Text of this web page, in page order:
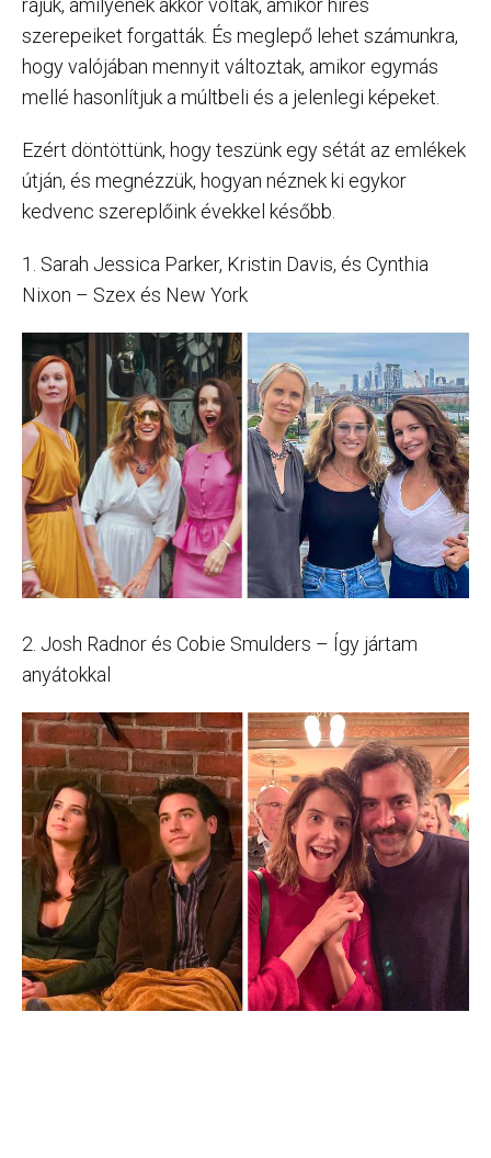
rájuk, amilyenek akkor voltak, amikor híres
szerepeiket forgatták. És meglepő lehet számunkra,
hogy valójában mennyit változtak, amikor egymás
mellé hasonlítjuk a múltbeli és a jelenlegi képeket.
Ezért döntöttünk, hogy teszünk egy sétát az emlékek
útján, és megnézzük, hogyan néznek ki egykor
kedvenc szereplőink évekkel később.
1. Sarah Jessica Parker, Kristin Davis, és Cynthia
Nixon – Szex és New York
2. Josh Radnor és Cobie Smulders – Így jártam
anyátokkal